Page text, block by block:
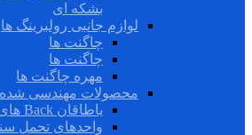
بشکه ای
لوازم جانبی رولبرینگ ها
چاگنت ها
چاگنت ها
مهره چاگنت ها
محصولات مهندسی شده
یاطاقان Back های پشتی
واحدهای تحمل